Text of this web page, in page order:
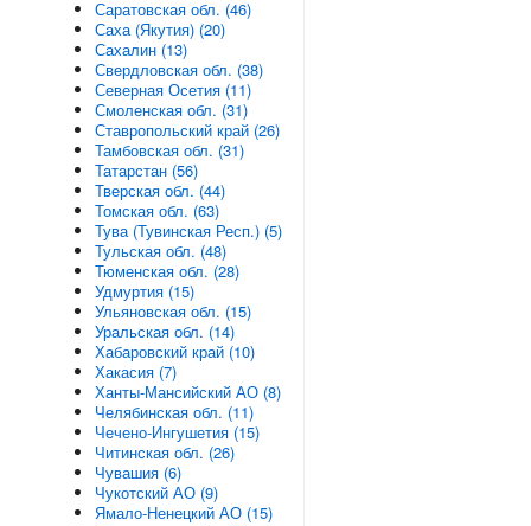
Саратовская обл. (46)
Саха (Якутия) (20)
Сахалин (13)
Свердловская обл. (38)
Северная Осетия (11)
Смоленская обл. (31)
Ставропольский край (26)
Тамбовская обл. (31)
Татарстан (56)
Тверская обл. (44)
Томская обл. (63)
Тува (Тувинская Респ.) (5)
Тульская обл. (48)
Тюменская обл. (28)
Удмуртия (15)
Ульяновская обл. (15)
Уральская обл. (14)
Хабаровский край (10)
Хакасия (7)
Ханты-Мансийский АО (8)
Челябинская обл. (11)
Чечено-Ингушетия (15)
Читинская обл. (26)
Чувашия (6)
Чукотский АО (9)
Ямало-Ненецкий АО (15)